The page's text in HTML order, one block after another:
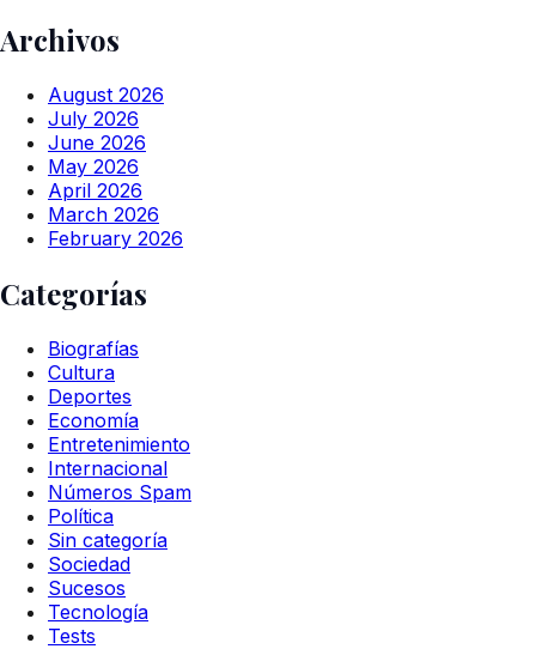
Archivos
August 2026
July 2026
June 2026
May 2026
April 2026
March 2026
February 2026
Categorías
Biografías
Cultura
Deportes
Economía
Entretenimiento
Internacional
Números Spam
Política
Sin categoría
Sociedad
Sucesos
Tecnología
Tests